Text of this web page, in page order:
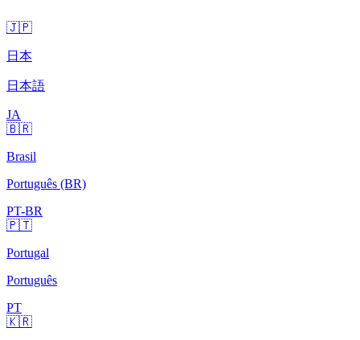
🇯🇵
日本
日本語
JA
🇧🇷
Brasil
Português (BR)
PT-BR
🇵🇹
Portugal
Português
PT
🇰🇷